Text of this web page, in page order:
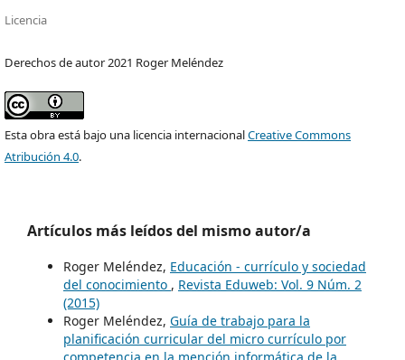
Licencia
Derechos de autor 2021 Roger Meléndez
Esta obra está bajo una licencia internacionalCreative Commons
Atribución 4.0.
Artículos más leídos del mismo autor/a
Roger Meléndez, Educación - currículo y sociedad
del conocimiento , Revista Eduweb: Vol. 9 Núm. 2
(2015)
Roger Meléndez, Guía de trabajo para la
planificación curricular del micro currículo por